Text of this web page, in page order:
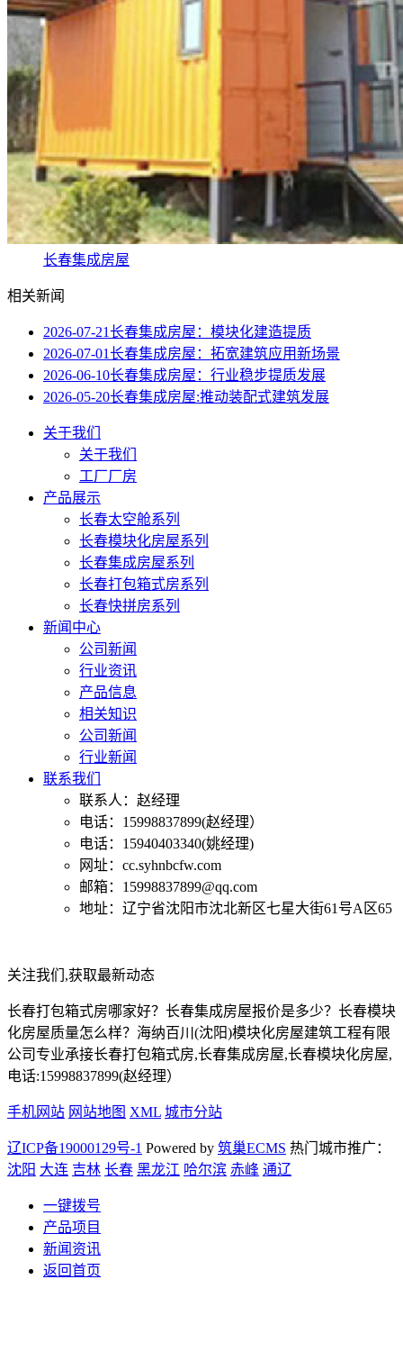
长春集成房屋
相关新闻
2026-07-21长春集成房屋：模块化建造提质
2026-07-01长春集成房屋：拓宽建筑应用新场景
2026-06-10长春集成房屋：行业稳步提质发展
2026-05-20长春集成房屋:推动装配式建筑发展
关于我们
关于我们
工厂厂房
产品展示
长春太空舱系列
长春模块化房屋系列
长春集成房屋系列
长春打包箱式房系列
长春快拼房系列
新闻中心
公司新闻
行业资讯
产品信息
相关知识
公司新闻
行业新闻
联系我们
联系人：赵经理
电话：15998837899(赵经理）
电话：15940403340(姚经理)
网址：cc.syhnbcfw.com
邮箱：15998837899@qq.com
地址：辽宁省沈阳市沈北新区七星大街61号A区65
关注我们,获取最新动态
长春打包箱式房哪家好？长春集成房屋报价是多少？长春模块
化房屋质量怎么样？海纳百川(沈阳)模块化房屋建筑工程有限
公司专业承接长春打包箱式房,长春集成房屋,长春模块化房屋,
电话:15998837899(赵经理）
手机网站 网站地图 XML 城市分站
辽ICP备19000129号-1 Powered by 筑巢ECMS 热门城市推广：
沈阳 大连 吉林 长春 黑龙江 哈尔滨 赤峰 通辽
一键拨号
产品项目
新闻资讯
返回首页